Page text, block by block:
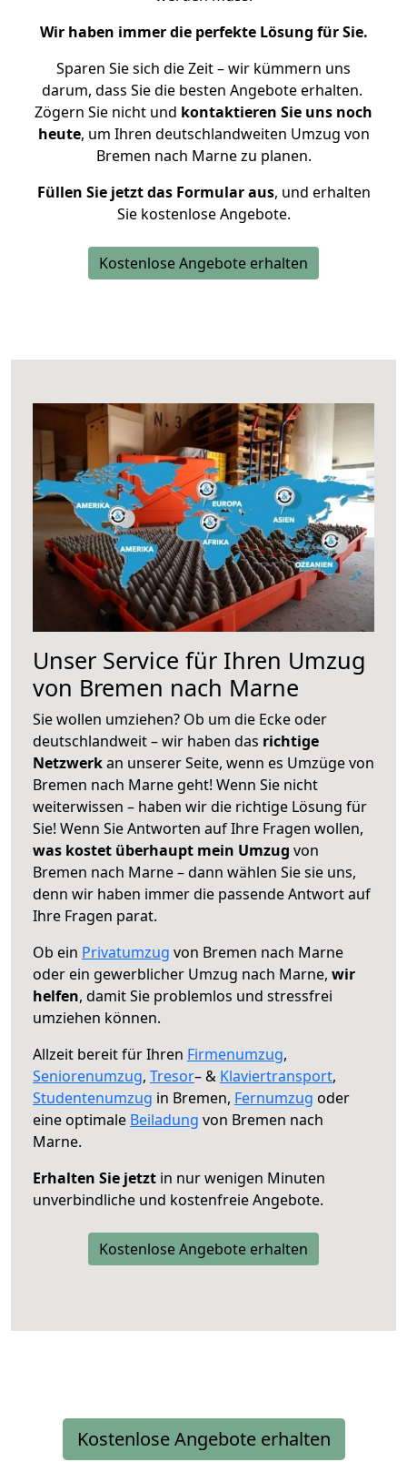
Wir haben immer die perfekte Lösung für Sie.
Sparen Sie sich die Zeit – wir kümmern uns
darum, dass Sie die besten Angebote erhalten.
Zögern Sie nicht und kontaktieren Sie uns noch
heute, um Ihren deutschlandweiten Umzug von
Bremen nach Marne zu planen.
Füllen Sie jetzt das Formular aus, und erhalten
Sie kostenlose Angebote.
Kostenlose Angebote erhalten
Unser Service für Ihren Umzug
von Bremen nach Marne
Sie wollen umziehen? Ob um die Ecke oder
deutschlandweit – wir haben das richtige
Netzwerkan unserer Seite, wenn es Umzüge von
Bremen nach Marne geht! Wenn Sie nicht
weiterwissen – haben wir die richtige Lösung für
Sie! Wenn Sie Antworten auf Ihre Fragen wollen,
was kostet überhaupt mein Umzug von
Bremen nach Marne – dann wählen Sie sie uns,
denn wir haben immer die passende Antwort auf
Ihre Fragen parat.
Ob ein Privatumzug von Bremen nach Marne
oder ein gewerblicher Umzug nach Marne, wir
helfen, damit Sie problemlos und stressfrei
umziehen können.
Allzeit bereit für Ihren Firmenumzug,
Seniorenumzug, Tresor– & Klaviertransport,
Studentenumzug in Bremen, Fernumzug oder
eine optimale Beiladung von Bremen nach
Marne.
Erhalten Sie jetzt in nur wenigen Minuten
unverbindliche und kostenfreie Angebote.
Kostenlose Angebote erhalten
Kostenlose Angebote erhalten